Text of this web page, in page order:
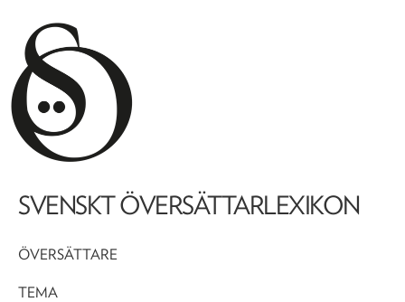
SVENSKT ÖVERSÄTTARLEXIKON
ÖVERSÄTTARE
TEMA